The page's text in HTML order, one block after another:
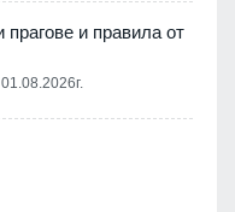
прагове и правила от
01.08.2026г.